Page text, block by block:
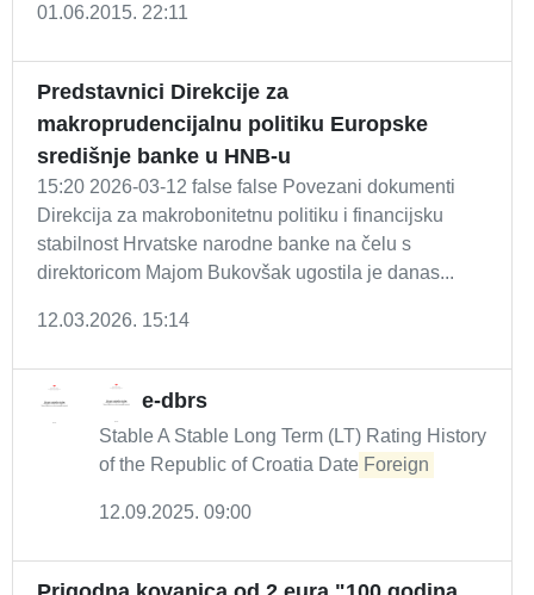
01.06.2015. 22:11
Predstavnici Direkcije za
makroprudencijalnu politiku Europske
središnje banke u HNB-u
15:20 2026-03-12 false false Povezani dokumenti
Direkcija za makrobonitetnu politiku i financijsku
stabilnost Hrvatske narodne banke na čelu s
direktoricom Majom Bukovšak ugostila je danas...
12.03.2026. 15:14
e-dbrs
Stable A Stable Long Term (LT) Rating History
of the Republic of Croatia Date Foreign
12.09.2025. 09:00